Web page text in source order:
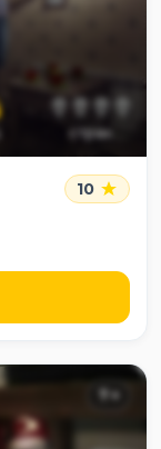
страх
10
+